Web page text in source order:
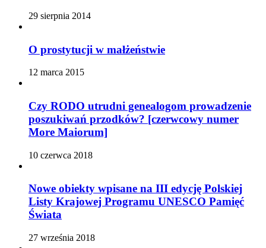
29 sierpnia 2014
O prostytucji w małżeństwie
12 marca 2015
Czy RODO utrudni genealogom prowadzenie
poszukiwań przodków? [czerwcowy numer
More Maiorum]
10 czerwca 2018
Nowe obiekty wpisane na III edycję Polskiej
Listy Krajowej Programu UNESCO Pamięć
Świata
27 września 2018